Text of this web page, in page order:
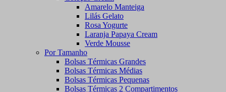
Amarelo Manteiga
Lilás Gelato
Rosa Yogurte
Laranja Papaya Cream
Verde Mousse
Por Tamanho
Bolsas Térmicas Grandes
Bolsas Térmicas Médias
Bolsas Térmicas Pequenas
Bolsas Térmicas 2 Compartimentos